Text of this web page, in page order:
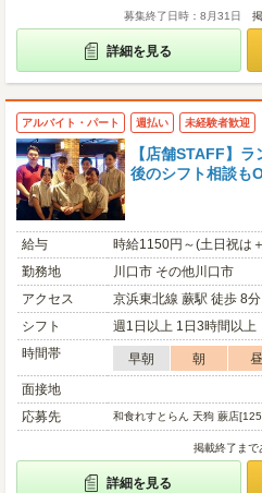
募集終了日時：8月31日
詳細を見る
アルバイト・パート 週払い 未経験者歓迎
【店舗STAFF】
後のシフト相談も
給与
時給1150円～(土日祝は
勤務地
川口市 その他川口市
アクセス
京浜東北線 蕨駅 徒歩 8分
シフト
週1日以上 1日3時間以上
時間帯
早朝 朝 昼
面接地
応募先
和食れすとらん 天狗 蕨店
掲載終了まで
詳細を見る